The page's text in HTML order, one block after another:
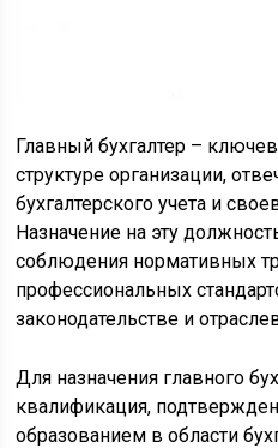
Главный бухгалтер –
структуре организации,
бухгалтерского учета и
Назначение на эту
соблюдения нормативных
профессиональных
законодательстве и
Для назначения главного
квалификация,
образованием в области